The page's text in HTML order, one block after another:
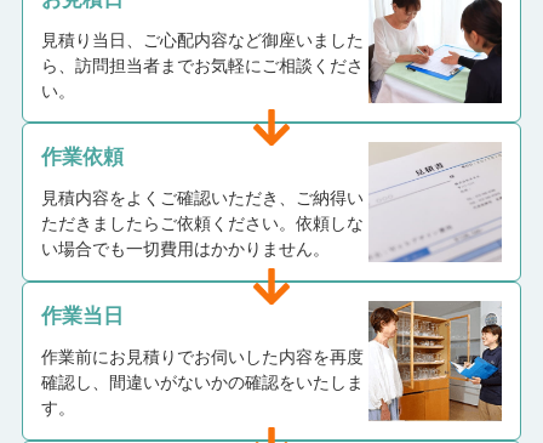
見積り当日、ご心配内容など御座いました
ら、訪問担当者までお気軽にご相談くださ
い。
作業依頼
見積内容をよくご確認いただき、ご納得い
ただきましたらご依頼ください。依頼しな
い場合でも一切費用はかかりません。
作業当日
作業前にお見積りでお伺いした内容を再度
確認し、間違いがないかの確認をいたしま
す。